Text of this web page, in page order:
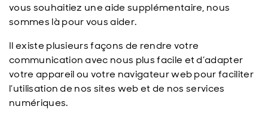
vous souhaitiez une aide supplémentaire, nous
sommes là pour vous aider.
Il existe plusieurs façons de rendre votre
communication avec nous plus facile et d’adapter
votre appareil ou votre navigateur web pour faciliter
l’utilisation de nos sites web et de nos services
numériques.